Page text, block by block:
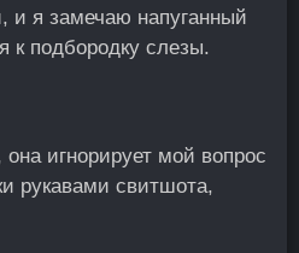
и я замечаю напуганный
к подбородку слезы.
игнорирует мой вопрос
рукавами свитшота,